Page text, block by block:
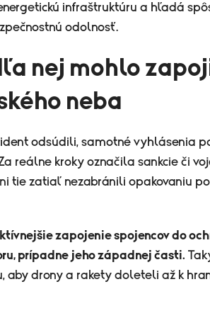
infraštruktúru a hľadá
odolnosť.
nej mohlo
neba
odsúdili, samotné vyhlásenia
reálne kroky označila sankcie či
tie zatiaľ nezabránili opakovaniu
zapojenie spojencov do
prípadne jeho západnej časti.
aby drony a rakety doleteli až k